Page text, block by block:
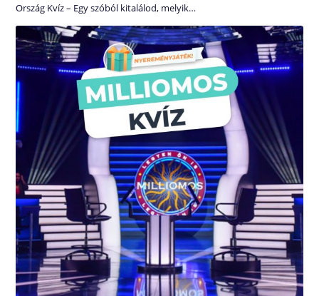
Ország Kvíz – Egy szóból kitalálod, melyik…